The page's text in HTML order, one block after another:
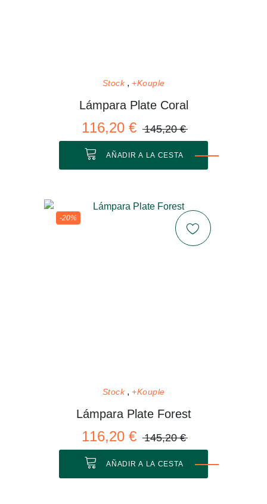
Stock +Kouple
Lámpara Plate Coral
116,20 € 145,20 €
AÑADIR A LA CESTA
-20%
Stock +Kouple
Lámpara Plate Forest
116,20 € 145,20 €
AÑADIR A LA CESTA